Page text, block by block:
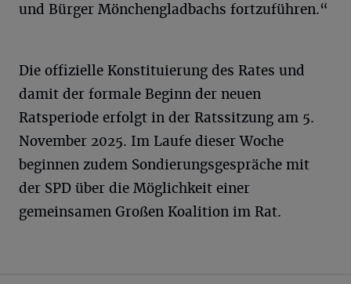
und Bürger Mönchengladbachs fortzuführen.“
Die offizielle Konstituierung des Rates und
damit der formale Beginn der neuen
Ratsperiode erfolgt in der Ratssitzung am 5.
November 2025. Im Laufe dieser Woche
beginnen zudem Sondierungsgespräche mit
der SPD über die Möglichkeit einer
gemeinsamen Großen Koalition im Rat.